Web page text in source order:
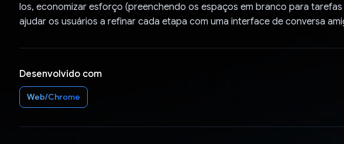
los, economizar esforço (preenchendo os espaços em branco para
ajudar os usuários a refinar cada etapa com uma interface de conversa
Desenvolvido com
Web/Chrome